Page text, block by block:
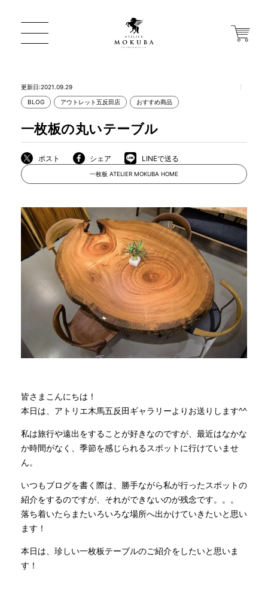
店舗から探す
MOKUBA について
商品情報
直営店
WEBカタログ
全商品一覧
新入荷情報
納品事例
INFORMATION
更新日:2021.09.29
BLOG アウトレット五反田店 おすすめ商品
一枚板の丸いテーブル
ポスト シェア LINEで送る
一枚板 ATELIER MOKUBA HOME
皆さまこんにちは！
本日は、アトリエ木馬五反田ギャラリーよりお送りします^^
私は旅行や遠出をすることが好きなのですが、最近はなかな
か時間がなく、季節を感じられるスポットに行けていませ
ん。
いつもブログを書く際は、勝手ながら私が行ったスポットの
紹介をするのですが、それができないのが残念です。。。
落ち着いたらまたいろいろな場所へ出かけていきたいと思い
ます！
本日は、珍しい一枚板テーブルのご紹介をしたいと思いま
す！